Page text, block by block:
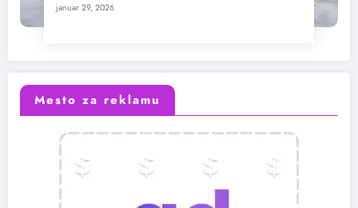
januar 29, 2026
Mesto za reklamu